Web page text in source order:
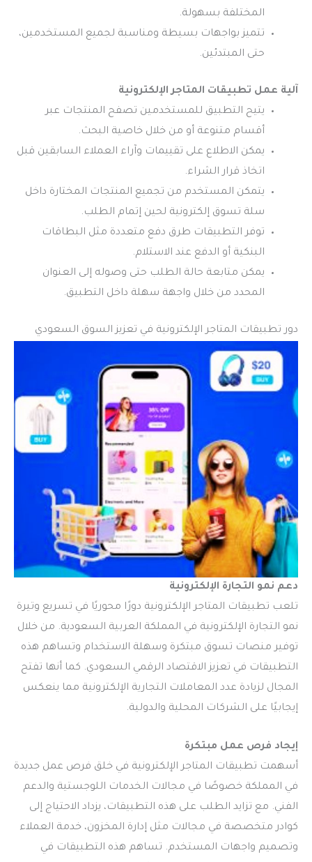
المختلفة بسهولة.
تتميز بواجهات بسيطة ومناسبة لجميع المستخدمين،
حتى المبتدئين.
آلية عمل تطبيقات المتاجر الإلكترونية
يتيح التطبيق للمستخدمين تصفح المنتجات عبر
أقسام متنوعة أو من خلال خاصية البحث.
يمكن الاطلاع على تقييمات وآراء العملاء السابقين قبل
اتخاذ قرار الشراء.
يتمكن المستخدم من تجميع المنتجات المختارة داخل
سلة تسوق إلكترونية لحين إتمام الطلب.
توفر التطبيقات طرق دفع متعددة مثل البطاقات
البنكية أو الدفع عند الاستلام.
يمكن متابعة حالة الطلب حتى وصوله إلى العنوان
المحدد من خلال واجهة سهلة داخل التطبيق.
دور تطبيقات المتاجر الإلكترونية في تعزيز السوق السعودي
دعم نمو التجارة الإلكترونية
تلعب تطبيقات المتاجر الإلكترونية دورًا محوريًا في تسريع وتيرة
نمو التجارة الإلكترونية في المملكة العربية السعودية. من خلال
توفير منصات تسوق مبتكرة وسهلة الاستخدام وتساهم هذه
التطبيقات في تعزيز الاقتصاد الرقمي السعودي. كما أنها تفتح
المجال لزيادة عدد المعاملات التجارية الإلكترونية مما ينعكس
إيجابيًا على الشركات المحلية والدولية.
إيجاد فرص عمل مبتكرة
أسهمت تطبيقات المتاجر الإلكترونية في خلق فرص عمل جديدة
في المملكة خصوصًا في مجالات الخدمات اللوجستية والدعم
الفني. مع تزايد الطلب على هذه التطبيقات، يزداد الاحتياج إلى
كوادر متخصصة في مجالات مثل إدارة المخزون، خدمة العملاء
وتصميم واجهات المستخدم. تساهم هذه التطبيقات في